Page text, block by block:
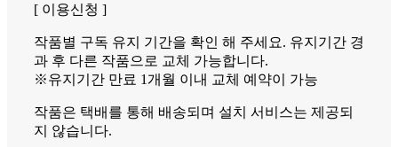
[ 이용신청 ]
작품별 구독 유지 기간을 확인 해 주세요. 유지기간 경
과 후 다른 작품으로 교체 가능합니다.
※유지기간 만료 1개월 이내 교체 예약이 가능
작품은 택배를 통해 배송되며 설치 서비스는 제공되
지 않습니다.